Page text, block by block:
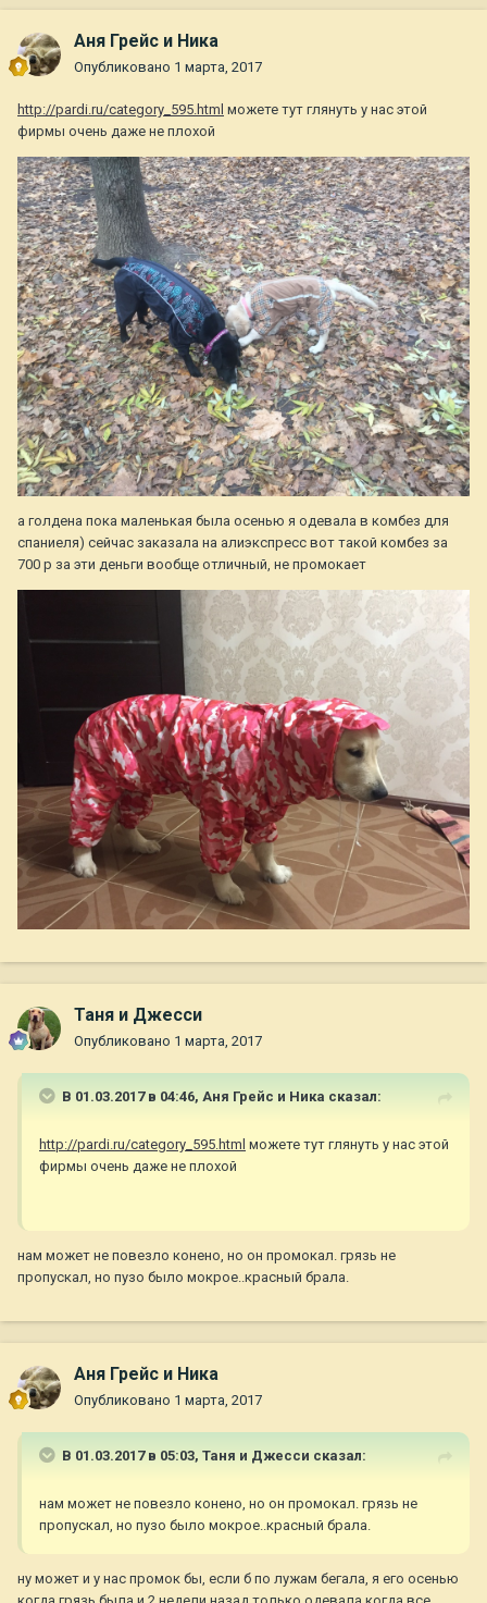
Аня Грейс и Ника
Опубликовано 1 марта, 2017
http://pardi.ru/category_595.html можете тут глянуть у нас этой
фирмы очень даже не плохой
а голдена пока маленькая была осенью я одевала в комбез для
спаниеля) сейчас заказала на алиэкспресс вот такой комбез за
700 р за эти деньги вообще отличный, не промокает
Таня и Джесси
Опубликовано 1 марта, 2017
В 01.03.2017 в 04:46, Аня Грейс и Ника сказал:
http://pardi.ru/category_595.html можете тут глянуть у нас этой
фирмы очень даже не плохой
нам может не повезло конено, но он промокал. грязь не
пропускал, но пузо было мокрое..красный брала.
Аня Грейс и Ника
Опубликовано 1 марта, 2017
В 01.03.2017 в 05:03, Таня и Джесси сказал:
нам может не повезло конено, но он промокал. грязь не
пропускал, но пузо было мокрое..красный брала.
ну может и у нас промок бы, если б по лужам бегала, я его осенью